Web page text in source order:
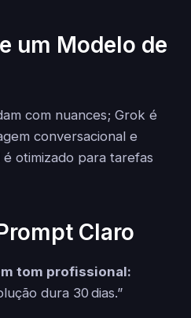
um Modelo de
com nuances; Grok é
conversacional e
otimizado para tarefas
Claro
tom profissional:
dura 30 dias.”